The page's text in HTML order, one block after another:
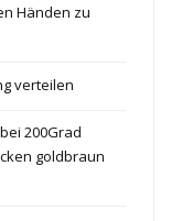
Händen zu
verteilen
200Grad
goldbraun